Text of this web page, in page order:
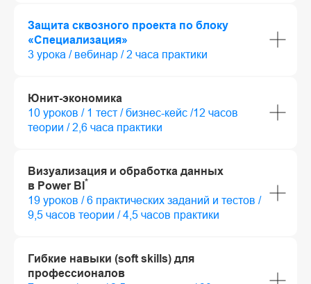
Защита сквозного проекта по блоку
«Специализация»
3 урока / вебинар / 2 часа практики
Юнит-экономика
10 уроков / 1 тест / бизнес-кейс /12 часов
теории / 2,6 часа практики
Визуализация и обработка данных
в Power BI*
19 уроков / 6 практических заданий и тестов /
9,5 часов теории / 4,5 часов практики
Гибкие навыки (soft skills) для
профессионалов